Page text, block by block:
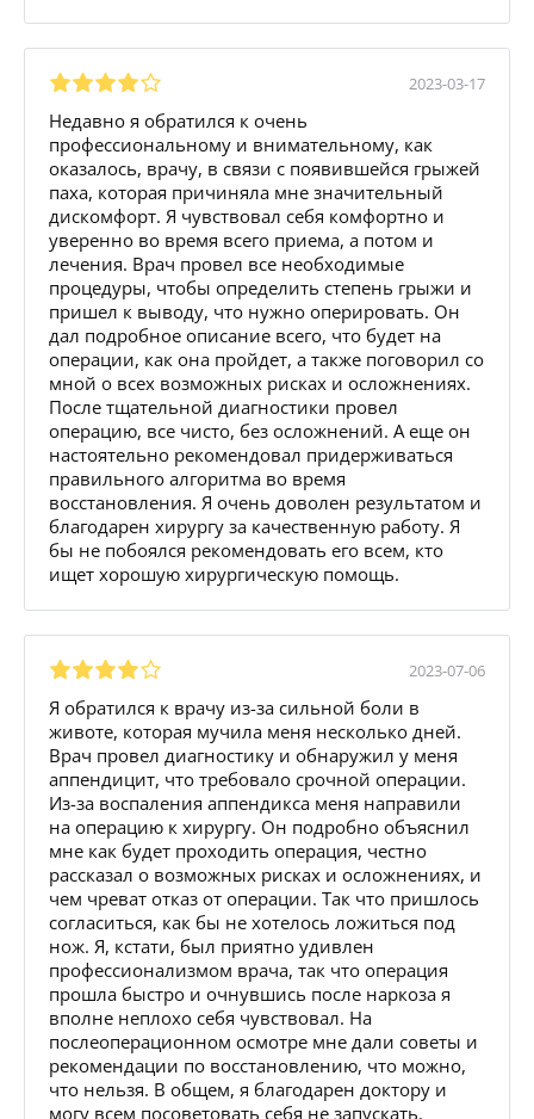
2023-03-17
Недавно я обратился к очень
профессиональному и внимательному, как
оказалось, врачу, в связи с появившейся грыжей
паха, которая причиняла мне значительный
дискомфорт. Я чувствовал себя комфортно и
уверенно во время всего приема, а потом и
лечения. Врач провел все необходимые
процедуры, чтобы определить степень грыжи и
пришел к выводу, что нужно оперировать. Он
дал подробное описание всего, что будет на
операции, как она пройдет, а также поговорил со
мной о всех возможных рисках и осложнениях.
После тщательной диагностики провел
операцию, все чисто, без осложнений. А еще он
настоятельно рекомендовал придерживаться
правильного алгоритма во время
восстановления. Я очень доволен результатом и
благодарен хирургу за качественную работу. Я
бы не побоялся рекомендовать его всем, кто
ищет хорошую хирургическую помощь.
2023-07-06
Я обратился к врачу из-за сильной боли в
животе, которая мучила меня несколько дней.
Врач провел диагностику и обнаружил у меня
аппендицит, что требовало срочной операции.
Из-за воспаления аппендикса меня направили
на операцию к хирургу. Он подробно объяснил
мне как будет проходить операция, честно
рассказал о возможных рисках и осложнениях, и
чем чреват отказ от операции. Так что пришлось
согласиться, как бы не хотелось ложиться под
нож. Я, кстати, был приятно удивлен
профессионализмом врача, так что операция
прошла быстро и очнувшись после наркоза я
вполне неплохо себя чувствовал. На
послеоперационном осмотре мне дали советы и
рекомендации по восстановлению, что можно,
что нельзя. В общем, я благодарен доктору и
могу всем посоветовать себя не запускать.